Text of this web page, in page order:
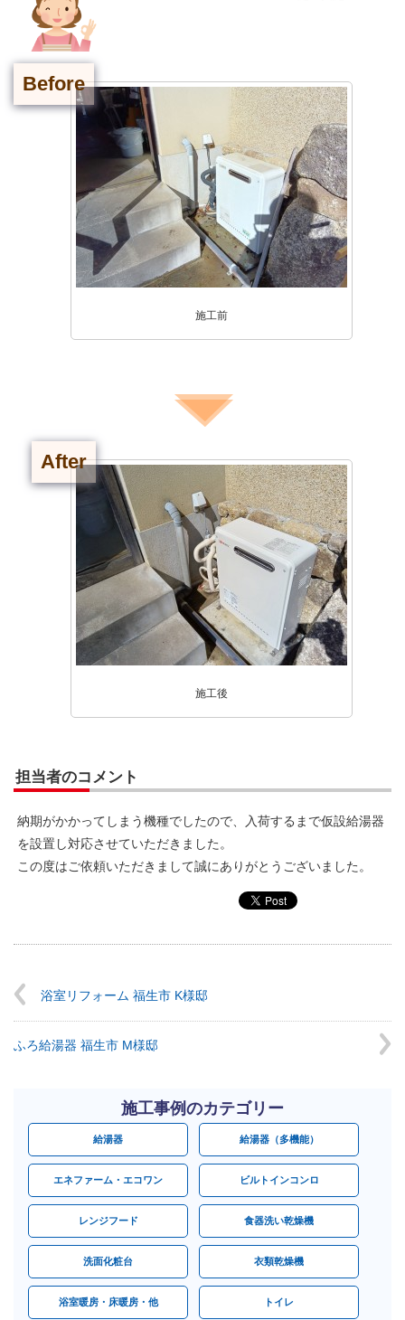
Before
施工前
After
施工後
担当者のコメント
納期がかかってしまう機種でしたので、入荷するまで仮設給湯器
を設置し対応させていただきました。
この度はご依頼いただきまして誠にありがとうございました。
浴室リフォーム 福生市 K様邸
ふろ給湯器 福生市 M様邸
施工事例のカテゴリー
給湯器 給湯器（多機能）
エネファーム・エコワン ビルトインコンロ
レンジフード 食器洗い乾燥機
洗面化粧台 衣類乾燥機
浴室暖房・床暖房・他 トイレ